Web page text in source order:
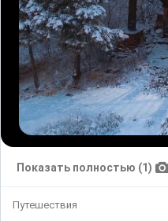
Показать полностью (1)
Путешествия